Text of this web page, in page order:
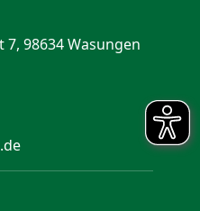
98634 Wasungen